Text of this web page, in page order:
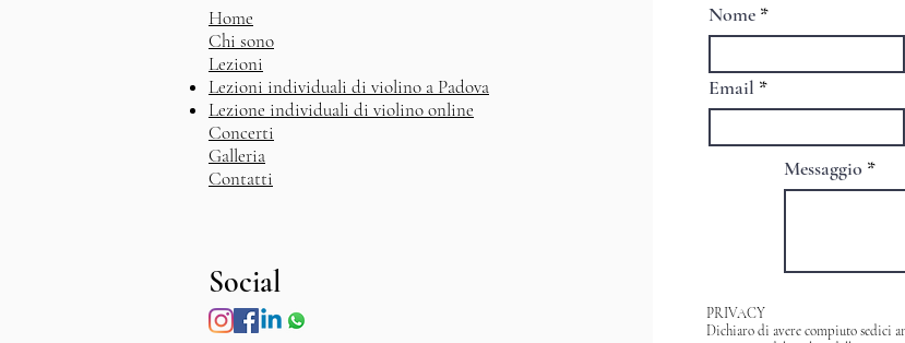
Home
Chi sono
Lezioni
Lezioni individuali di violino a Padova
Lezione individuali di violino online
Concerti
Galleria
Contatti
Social
Nome
Email
Messaggio
PRIVACY
Dichiaro di avere compiuto sedici